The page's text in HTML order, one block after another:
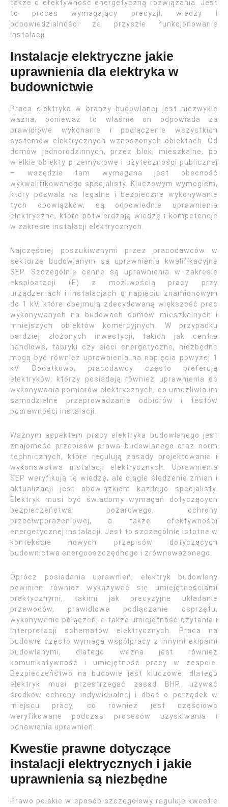
także o efektywność energetyczną rozwiązania. Jest
to proces wymagający precyzji, wiedzy i
odpowiedzialności za przyszłe funkcjonowanie
instalacji.
Instalacje elektryczne jakie
uprawnienia dla elektryka w
budownictwie
Praca elektryka w branży budowlanej jest niezwykle
ważna, ponieważ to właśnie on odpowiada za
prawidłowe wykonanie i podłączenie wszystkich
systemów elektrycznych wznoszonych obiektach. Od
domów jednorodzinnych, przez bloki mieszkalne, po
wielkie obiekty przemysłowe i użyteczności publicznej
– wszędzie tam wymagana jest obecność
wykwalifikowanego specjalisty. Kluczowym wymogiem,
który pozwala na legalne i bezpieczne wykonywanie
tych obowiązków, są odpowiednie uprawnienia
elektryczne, które potwierdzają wiedzę i kompetencje
w zakresie instalacji elektrycznych.
Najczęściej poszukiwanymi przez pracodawców w
sektorze budowlanym są uprawnienia kwalifikacyjne
SEP. Szczególnie cenne są uprawnienia w zakresie
eksploatacji (E) z możliwością pracy przy
urządzeniach i instalacjach o napięciu znamionowym
do 1 kV, które obejmują zdecydowaną większość prac
wykonywanych na budowach domów mieszkalnych i
mniejszych obiektów komercyjnych. W przypadku
bardziej złożonych inwestycji, takich jak centra
handlowe, fabryki czy sieci energetyczne, niezbędne
mogą być również uprawnienia na napięcia powyżej 1
kV. Dodatkowo, pracodawcy często preferują
elektryków, którzy posiadają również uprawnienia do
wykonywania pomiarów elektrycznych, co umożliwia im
samodzielne przeprowadzanie odbiorów i testów
poprawności instalacji.
Ważnym aspektem pracy elektryka budowlanego jest
znajomość przepisów prawa budowlanego oraz norm
technicznych, które regulują zasady projektowania i
wykonawstwa instalacji elektrycznych. Uprawnienia
SEP weryfikują tę wiedzę, ale ciągłe śledzenie zmian i
aktualizacji jest obowiązkiem każdego specjalisty.
Elektryk musi być świadomy wymagań dotyczących
bezpieczeństwa pożarowego, ochrony
przeciwporażeniowej, a także efektywności
energetycznej instalacji. Jest to szczególnie istotne w
kontekście nowych przepisów dotyczących
budownictwa energooszczędnego i zrównoważonego.
Oprócz posiadania uprawnień, elektryk budowlany
powinien również wykazywać się umiejętnościami
praktycznymi, takimi jak precyzyjne układanie
przewodów, prawidłowe podłączanie osprzętu,
wykonywanie połączeń, a także umiejętność czytania i
interpretacji schematów elektrycznych. Praca na
budowie często wymaga współpracy z innymi ekipami
budowlanymi, dlatego ważna jest również
komunikatywność i umiejętność pracy w zespole.
Bezpieczeństwo na budowie jest kluczowe, dlatego
elektryk musi przestrzegać zasad BHP, używać
środków ochrony indywidualnej i dbać o porządek w
miejscu pracy, co również jest częściowo
weryfikowane podczas procesów uzyskiwania i
odnawiania uprawnień.
Kwestie prawne dotyczące
instalacji elektrycznych i jakie
uprawnienia są niezbędne
Prawo polskie w sposób szczegółowy reguluje kwestie